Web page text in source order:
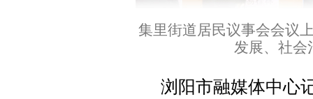
集里街道居民议事会会议
发展、社会
浏阳市融媒体中心